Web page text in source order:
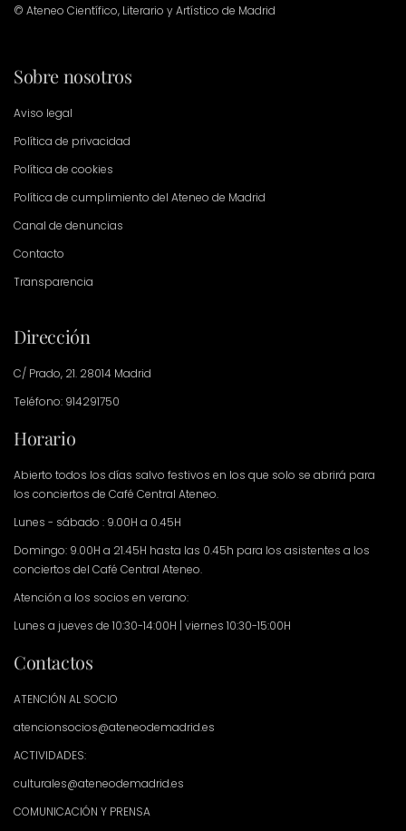
© Ateneo Científico, Literario y Artístico de Madrid
Sobre nosotros
Aviso legal
Política de privacidad
Política de cookies
Política de cumplimiento del Ateneo de Madrid
Canal de denuncias
Contacto
Transparencia
Dirección
C/ Prado, 21. 28014 Madrid
Teléfono: 914291750
Horario
Abierto todos los días salvo festivos en los que solo se abrirá para
los conciertos de Café Central Ateneo.
Lunes - sábado : 9.00H a 0.45H
Domingo: 9.00H a 21.45H hasta las 0.45h para los asistentes a los
conciertos del Café Central Ateneo.
Atención a los socios en verano:
Lunes a jueves de 10:30-14:00H | viernes 10:30-15:00H
Contactos
ATENCIÓN AL SOCIO
atencionsocios@ateneodemadrid.es
ACTIVIDADES:
culturales@ateneodemadrid.es
COMUNICACIÓN Y PRENSA